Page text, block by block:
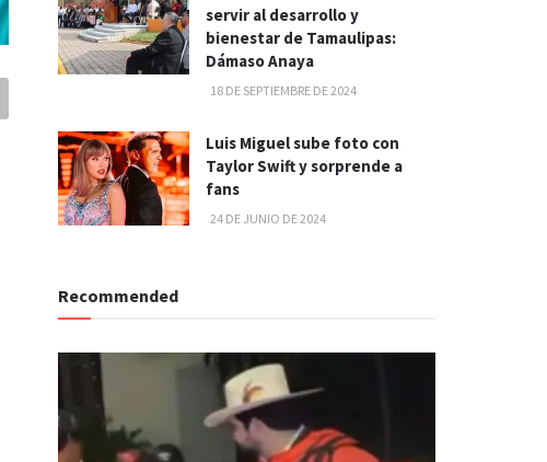
servir al desarrollo y
bienestar de Tamaulipas:
Dámaso Anaya
18 DE SEPTIEMBRE DE 2024
Luis Miguel sube foto con
Taylor Swift y sorprende a
fans
24 DE JUNIO DE 2024
Recommended